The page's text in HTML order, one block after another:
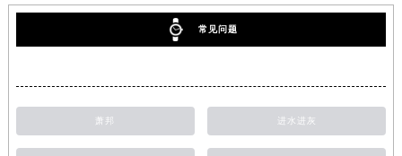
常见问题
萧邦 进水进灰